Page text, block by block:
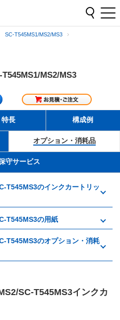
SC-T545MS1/MS2/MS3
T545MS1/MS2/MS3
特長 構成例
オプション・消耗品
守サービス
T545MS3のインクカートリッ
T545MS3の用紙
T545MS3のオプション・消耗
SC-T545MS3インクカ